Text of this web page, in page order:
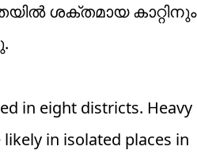
ശക്തമായ കാറ്റിനും
in eight districts. Heavy
in isolated places in